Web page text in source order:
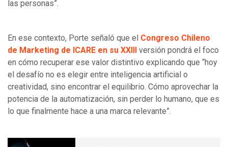
las personas”.
En ese contexto, Porte señaló que el Congreso Chileno
de Marketing de ICARE en su XXIII versión pondrá el foco
en cómo recuperar ese valor distintivo explicando que “hoy
el desafío no es elegir entre inteligencia artificial o
creatividad, sino encontrar el equilibrio. Cómo aprovechar la
potencia de la automatización, sin perder lo humano, que es
lo que finalmente hace a una marca relevante”.